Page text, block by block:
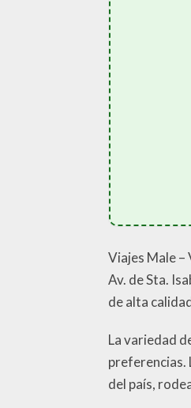
Viajes Male –
Av. de Sta.
de alta
La variedad
preferencias.
del país,